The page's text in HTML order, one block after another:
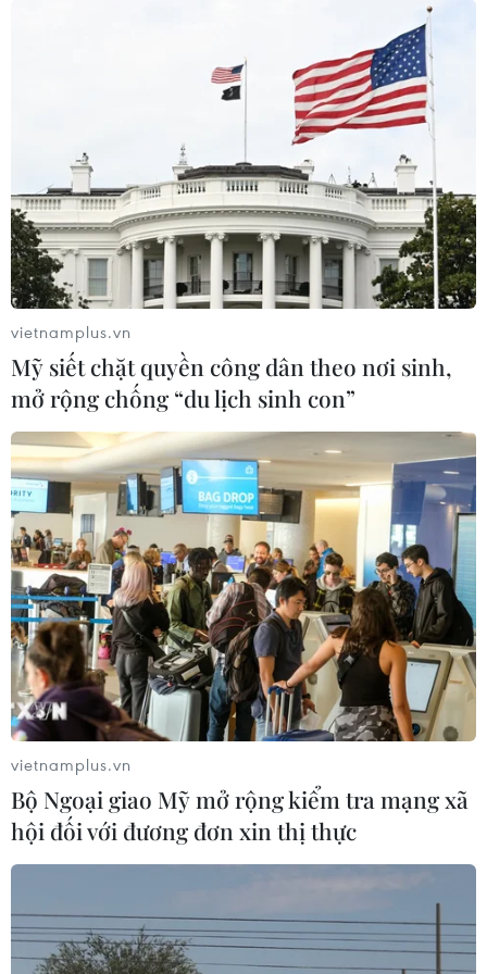
vietnamplus.vn
Mỹ siết chặt quyền công dân theo nơi sinh,
mở rộng chống “du lịch sinh con”
vietnamplus.vn
Bộ Ngoại giao Mỹ mở rộng kiểm tra mạng xã
hội đối với đương đơn xin thị thực